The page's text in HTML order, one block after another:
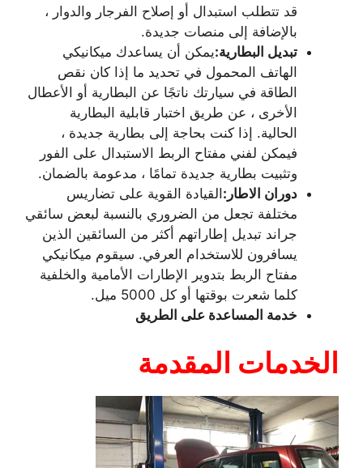
قد تتطلب استبدال أو إصلاح الفرجار والدوار ،
بالإضافة إلى منصات جديدة.
تبديل البطارية:يمكن أن يساعدك ميكانيكي
الهاتف المحمول في تحديد ما إذا كان نقص
الطاقة في سيارتك ناتجًا عن البطارية أو الأعطال
الأخرى ، عن طريق اختبار قابلية البطارية
الحالية. إذا كنت بحاجة إلى بطارية جديدة ،
فيمكن لفني مفتاح الربط الاستبدال على الفور
وتثبيت بطارية جديدة تمامًا ، مدعومة بالضمان.
دوران الاطار:القيادة القوية على تضاريس
مختلفة تجعل من الضروري بالنسبة لبعض سائقي
جراند تبديل إطاراتهم أكثر من السائقين الذين
يسافرون للاستخدام العرفي. سيقوم ميكانيكي
مفتاح الربط بتدوير الإطارات الأمامية والخلفية
كلما شعرت بوقتها أو كل 5000 ميل.
خدمة المساعدة على الطريق
الخدمات المقدمة